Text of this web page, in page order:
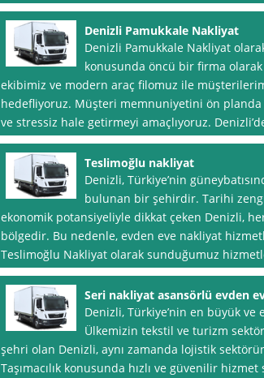
Denizli Pamukkale Nakliyat
Denizli Pamukkale Nakliyat
konusunda öncü bir firma
ekibimiz ve modern araç filomuz ile
hedefliyoruz. Müşteri memnuniyetini ön planda
ve stressiz hale getirmeyi amaçlıyoruz.
Teslimoğlu nakliyat
Denizli, Türkiye’nin
bulunan bir şehirdir. Tarihi
ekonomik potansiyeliyle dikkat çeken Denizli,
bölgedir. Bu nedenle, evden eve nakliyat
Teslimoğlu Nakliyat olarak sunduğumuz
Seri nakliyat asansörlü evden
Denizli, Türkiye’nin en büyük
Ülkemizin tekstil ve turizm
şehri olan Denizli, aynı zamanda lojistik
Taşımacılık konusunda hızlı ve güvenilir